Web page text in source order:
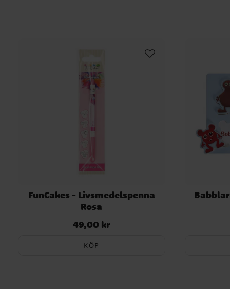
FunCakes - Livsmedelspenna
Rosa
Pris:49,00 kr
49,00 kr
KÖP